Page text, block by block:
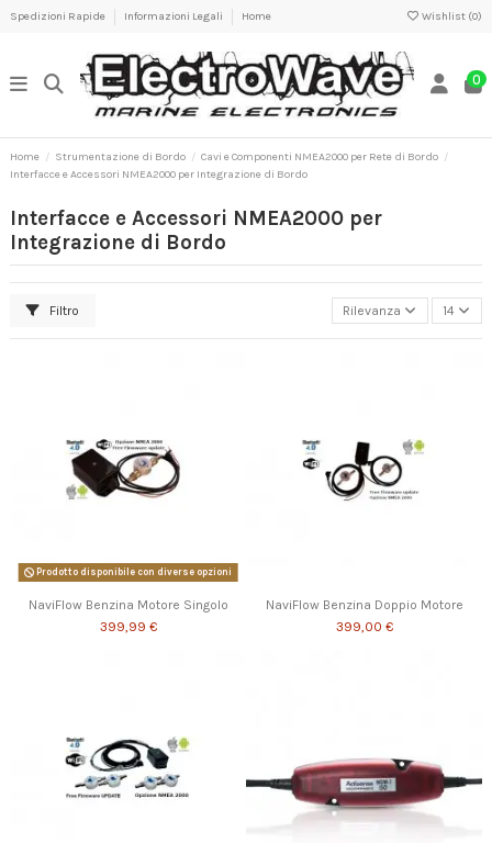
Spedizioni Rapide Informazioni Legali Home Wishlist (0)
0
Home Strumentazione di Bordo
Cavi e Componenti NMEA2000 per Rete di Bordo
Interfacce e Accessori NMEA2000 per Integrazione di Bordo
Interfacce e Accessori NMEA2000 per
Integrazione di Bordo
Filtro Rilevanza 14
Prodotto disponibile con diverse opzioni
NaviFlow Benzina Motore Singolo
399,99 €
NaviFlow Benzina Doppio Motore
399,00 €